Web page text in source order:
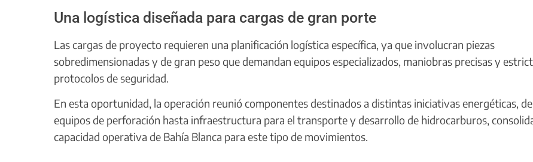
Una logística diseñada para cargas de gran porte
Las cargas de proyecto requieren una planificación logística específica, ya que involucran piezas
sobredimensionadas y de gran peso que demandan equipos especializados, maniobras precisas y
protocolos de seguridad.
En esta oportunidad, la operación reunió componentes destinados a distintas iniciativas energéticas,
equipos de perforación hasta infraestructura para el transporte y desarrollo de hidrocarburos,
capacidad operativa de Bahía Blanca para este tipo de movimientos.